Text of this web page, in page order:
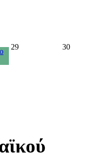
29 30